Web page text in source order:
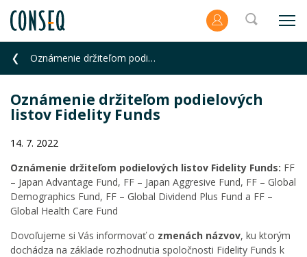
Oznámenie držiteľom podielových listov Fidelity Funds
Oznámenie držiteľom podielových
listov Fidelity Funds
14. 7. 2022
Oznámenie držiteľom podielových listov Fidelity Funds: FF
– Japan Advantage Fund, FF – Japan Aggresive Fund, FF – Global
Demographics Fund, FF – Global Dividend Plus Fund a FF –
Global Health Care Fund
Dovoľujeme si Vás informovať o zmenách názvov, ku ktorým
dochádza na základe rozhodnutia spoločnosti Fidelity Funds k